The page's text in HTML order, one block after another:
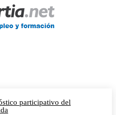
participativo del